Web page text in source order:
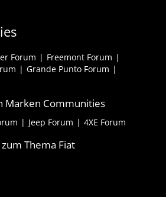
Forum
Freemont Forum
Grande Punto Forum
Marken Communities
Jeep Forum 4XE Forum
Thema Fiat